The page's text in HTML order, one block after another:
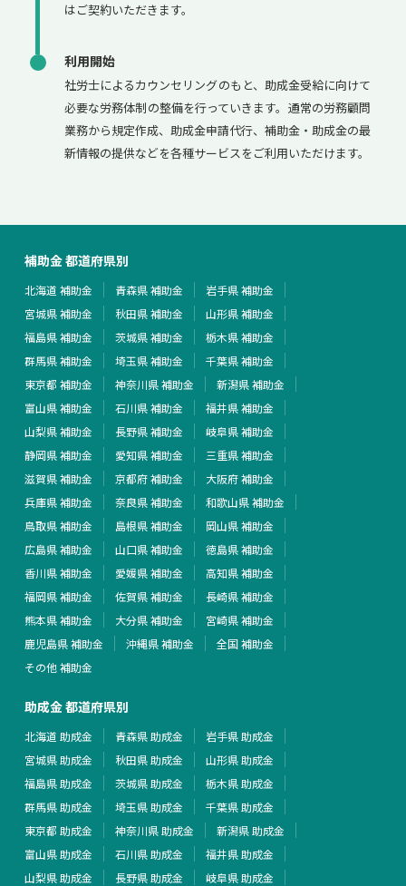
はご契約いただきます。
利用開始
社労士によるカウンセリングのもと、助成金受給に向けて
必要な労務体制の整備を行っていきます。通常の労務顧問
業務から規定作成、助成金申請代行、補助金・助成金の最
新情報の提供などを各種サービスをご利用いただけます。
補助金 都道府県別
北海道 補助金 青森県 補助金
岩手県 補助金
宮城県 補助金
秋田県 補助金
山形県 補助金
福島県 補助金
茨城県 補助金
栃木県 補助金
群馬県 補助金
埼玉県 補助金
千葉県 補助金
東京都 補助金
神奈川県 補助金
新潟県 補助金
富山県 補助金
石川県 補助金
福井県 補助金
山梨県 補助金
長野県 補助金
岐阜県 補助金
静岡県 補助金
愛知県 補助金
三重県 補助金
滋賀県 補助金
京都府 補助金
大阪府 補助金
兵庫県 補助金
奈良県 補助金
和歌山県 補助金
鳥取県 補助金
島根県 補助金
岡山県 補助金
広島県 補助金
山口県 補助金
徳島県 補助金
香川県 補助金
愛媛県 補助金
高知県 補助金
福岡県 補助金
佐賀県 補助金
長崎県 補助金
熊本県 補助金
大分県 補助金
宮崎県 補助金
鹿児島県 補助金
沖縄県 補助金
全国 補助金
その他 補助金
助成金 都道府県別
北海道 助成金 青森県 助成金
岩手県 助成金
宮城県 助成金
秋田県 助成金
山形県 助成金
福島県 助成金
茨城県 助成金
栃木県 助成金
群馬県 助成金
埼玉県 助成金
千葉県 助成金
東京都 助成金
神奈川県 助成金
新潟県 助成金
富山県 助成金
石川県 助成金
福井県 助成金
山梨県 助成金
長野県 助成金
岐阜県 助成金